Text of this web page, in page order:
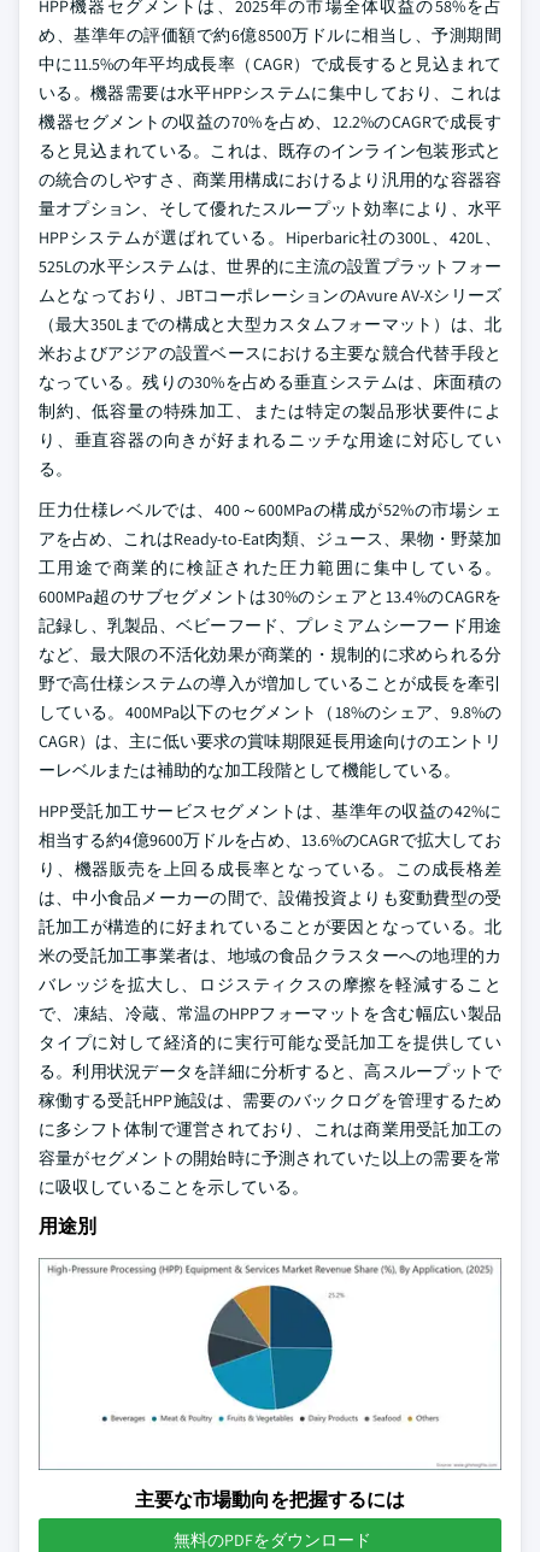
HPP機器セグメントは、2025年の市場全体収益の58%を占
め、基準年の評価額で約6億8500万ドルに相当し、予測期間
中に11.5%の年平均成長率（CAGR）で成長すると見込まれて
いる。機器需要は水平HPPシステムに集中しており、これは
機器セグメントの収益の70%を占め、12.2%のCAGRで成長す
ると見込まれている。これは、既存のインライン包装形式と
の統合のしやすさ、商業用構成におけるより汎用的な容器容
量オプション、そして優れたスループット効率により、水平
HPPシステムが選ばれている。Hiperbaric社の300L、420L、
525Lの水平システムは、世界的に主流の設置プラットフォー
ムとなっており、JBTコーポレーションのAvure AV-Xシリーズ
（最大350Lまでの構成と大型カスタムフォーマット）は、北
米およびアジアの設置ベースにおける主要な競合代替手段と
なっている。残りの30%を占める垂直システムは、床面積の
制約、低容量の特殊加工、または特定の製品形状要件によ
り、垂直容器の向きが好まれるニッチな用途に対応してい
る。
圧力仕様レベルでは、400～600MPaの構成が52%の市場シェ
アを占め、これはReady-to-Eat肉類、ジュース、果物・野菜加
工用途で商業的に検証された圧力範囲に集中している。
600MPa超のサブセグメントは30%のシェアと13.4%のCAGRを
記録し、乳製品、ベビーフード、プレミアムシーフード用途
など、最大限の不活化効果が商業的・規制的に求められる分
野で高仕様システムの導入が増加していることが成長を牽引
している。400MPa以下のセグメント（18%のシェア、9.8%の
CAGR）は、主に低い要求の賞味期限延長用途向けのエントリ
ーレベルまたは補助的な加工段階として機能している。
HPP受託加工サービスセグメントは、基準年の収益の42%に
相当する約4億9600万ドルを占め、13.6%のCAGRで拡大してお
り、機器販売を上回る成長率となっている。この成長格差
は、中小食品メーカーの間で、設備投資よりも変動費型の受
託加工が構造的に好まれていることが要因となっている。北
米の受託加工事業者は、地域の食品クラスターへの地理的カ
バレッジを拡大し、ロジスティクスの摩擦を軽減すること
で、凍結、冷蔵、常温のHPPフォーマットを含む幅広い製品
タイプに対して経済的に実行可能な受託加工を提供してい
る。利用状況データを詳細に分析すると、高スループットで
稼働する受託HPP施設は、需要のバックログを管理するため
に多シフト体制で運営されており、これは商業用受託加工の
容量がセグメントの開始時に予測されていた以上の需要を常
に吸収していることを示している。
用途別
主要な市場動向を把握するには
無料のPDFをダウンロード